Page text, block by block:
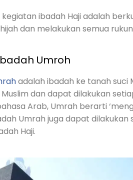
ibadah Haji adalah
dan melakukan semua rukun
Umroh
adalah ibadah ke tanah suci
dan dapat dilakukan
Arab, Umrah berarti
Umrah juga dapat
Haji.